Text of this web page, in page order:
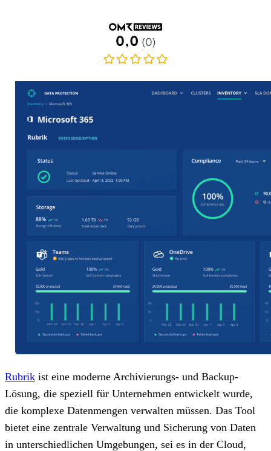
Rubrik ist eine moderne Archivierungs- und Backup-
Lösung, die speziell für Unternehmen entwickelt wurde,
die komplexe Datenmengen verwalten müssen. Das Tool
bietet eine zentrale Verwaltung und Sicherung von Daten
in unterschiedlichen Umgebungen, sei es in der Cloud,